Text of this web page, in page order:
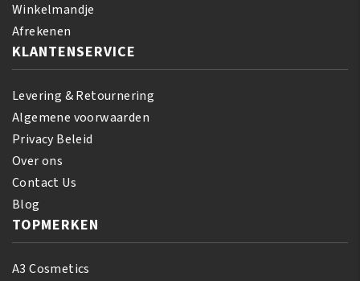
Winkelmandje
Afrekenen
KLANTENSERVICE
Levering & Retournering
Algemene voorwaarden
Privacy Beleid
Over ons
Contact Us
Blog
TOPMERKEN
A3 Cosmetics